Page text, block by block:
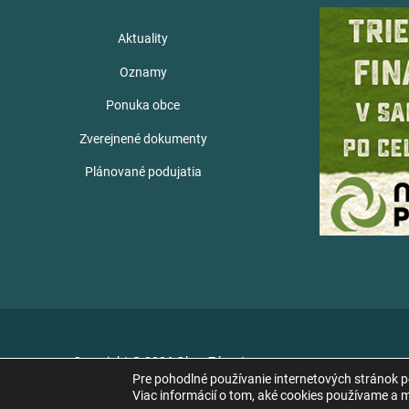
Aktuality
Oznamy
Ponuka obce
Zverejnené dokumenty
Plánované podujatia
Copyright © 2026 Obec Zámutov
Pre pohodlné používanie internetových stránok
Viac informácií o tom, aké cookies používame a